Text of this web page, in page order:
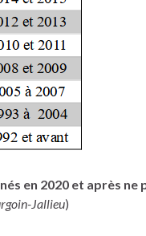
en 2020 et après ne
Jallieu)